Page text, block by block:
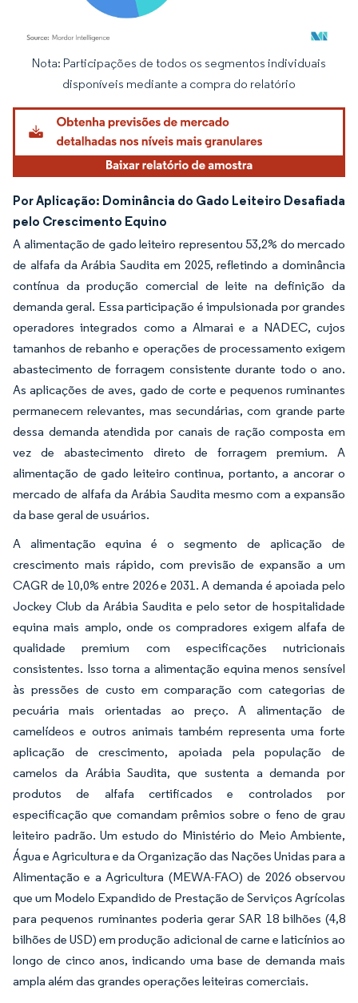
Imagem © Mordor Intelligence. O reuso requer atribuição conforme CC BY 4.0.
Nota: Participações de todos os segmentos individuais
disponíveis mediante a compra do relatório
Por Aplicação: Dominância do Gado Leiteiro Desafiada
pelo Crescimento Equino
A alimentação de gado leiteiro representou 53,2% do mercado
de alfafa da Arábia Saudita em 2025, refletindo a dominância
contínua da produção comercial de leite na definição da
demanda geral. Essa participação é impulsionada por grandes
operadores integrados como a Almarai e a NADEC, cujos
tamanhos de rebanho e operações de processamento exigem
abastecimento de forragem consistente durante todo o ano.
As aplicações de aves, gado de corte e pequenos ruminantes
permanecem relevantes, mas secundárias, com grande parte
dessa demanda atendida por canais de ração composta em
vez de abastecimento direto de forragem premium. A
alimentação de gado leiteiro continua, portanto, a ancorar o
mercado de alfafa da Arábia Saudita mesmo com a expansão
da base geral de usuários.
A alimentação equina é o segmento de aplicação de
crescimento mais rápido, com previsão de expansão a um
CAGR de 10,0% entre 2026 e 2031. A demanda é apoiada pelo
Jockey Club da Arábia Saudita e pelo setor de hospitalidade
equina mais amplo, onde os compradores exigem alfafa de
qualidade premium com especificações nutricionais
consistentes. Isso torna a alimentação equina menos sensível
às pressões de custo em comparação com categorias de
pecuária mais orientadas ao preço. A alimentação de
camelídeos e outros animais também representa uma forte
aplicação de crescimento, apoiada pela população de
camelos da Arábia Saudita, que sustenta a demanda por
produtos de alfafa certificados e controlados por
especificação que comandam prêmios sobre o feno de grau
leiteiro padrão. Um estudo do Ministério do Meio Ambiente,
Água e Agricultura e da Organização das Nações Unidas para a
Alimentação e a Agricultura (MEWA-FAO) de 2026 observou
que um Modelo Expandido de Prestação de Serviços Agrícolas
para pequenos ruminantes poderia gerar SAR 18 bilhões (4,8
bilhões de USD) em produção adicional de carne e laticínios ao
longo de cinco anos, indicando uma base de demanda mais
ampla além das grandes operações leiteiras comerciais.